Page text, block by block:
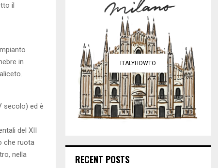
il
in
secolo) ed è
del XII
che ruota
nella
ITALYHOWTO
RECENT POSTS